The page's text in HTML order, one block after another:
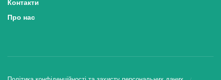
Про нас